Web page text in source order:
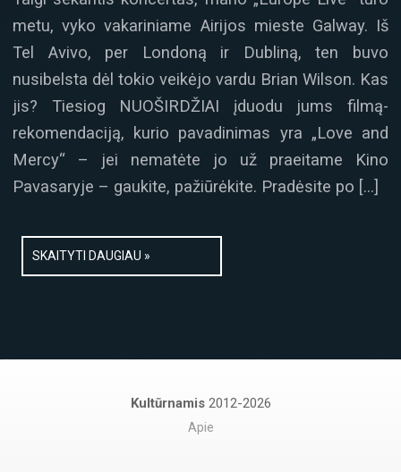
metu, vyko vakariniame Airijos mieste Galway. Iš
Tel Avivo, per Londoną ir Dubliną, ten buvo
nusibelsta dėl tokio veikėjo vardu Brian Wilson. Kas
jis? Tiesiog NUOŠIRDŽIAI įduodu jums filmą-
rekomendaciją, kurio pavadinimas yra „Love and
Mercy“ – jei nematėte jo už praeitame Kino
Pavasaryje – gaukite, pažiūrėkite. Pradėsite po […]
SKAITYTI DAUGIAU »
Kultūrnamis 2012-2026
Apie